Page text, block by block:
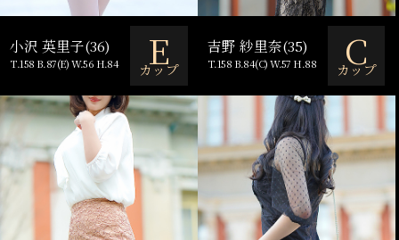
小沢 英里子(36)
T.158 B.87(E) W.56 H.84 E
カップ
吉野 紗里奈(35)
T.158 B.84(C) W.57 H.88 C
カップ